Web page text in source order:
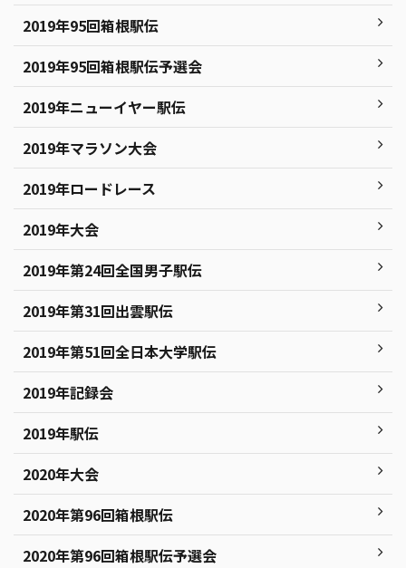
2019年95回箱根駅伝
2019年95回箱根駅伝予選会
2019年ニューイヤー駅伝
2019年マラソン大会
2019年ロードレース
2019年大会
2019年第24回全国男子駅伝
2019年第31回出雲駅伝
2019年第51回全日本大学駅伝
2019年記録会
2019年駅伝
2020年大会
2020年第96回箱根駅伝
2020年第96回箱根駅伝予選会